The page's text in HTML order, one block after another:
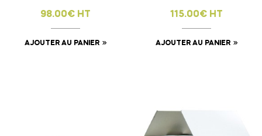
98.00€ HT
AJOUTER AU PANIER
115.00€ HT
AJOUTER AU PANIER